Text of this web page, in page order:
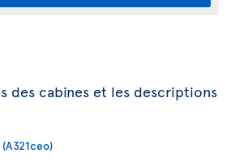
des cabines et les descriptions